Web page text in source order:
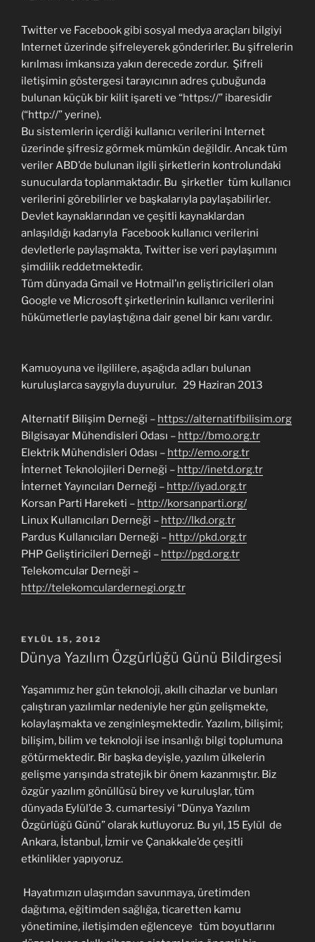
Twitter ve Facebook gibi sosyal medya araçları bilgiyi
Internet üzerinde şifreleyerek gönderirler. Bu şifrelerin
kırılması imkansıza yakın derecede zordur. Şifreli
iletişimin göstergesi tarayıcının adres çubuğunda
bulunan küçük bir kilit işareti ve “https://” ibaresidir
(“http://” yerine).
Bu sistemlerin içerdiği kullanıcı verilerini Internet
üzerinde şifresiz görmek mümkün değildir. Ancak tüm
veriler ABD’de bulunan ilgili şirketlerin kontrolundaki
sunucularda toplanmaktadır. Bu şirketler tüm kullanıcı
verilerini görebilirler ve başkalarıyla paylaşabilirler.
Devlet kaynaklarından ve çeşitli kaynaklardan
anlaşıldığı kadarıyla Facebook kullanıcı verilerini
devletlerle paylaşmakta, Twitter ise veri paylaşımını
şimdilik reddetmektedir.
Tüm dünyada Gmail ve Hotmail’ın geliştiricileri olan
Google ve Microsoft şirketlerinin kullanıcı verilerini
hükümetlerle paylaştığına dair genel bir kanı vardır.
Kamuoyuna ve ilgililere, aşağıda adları bulunan
kuruluşlarca saygıyla duyurulur. 29 Haziran 2013
Alternatif Bilişim Derneği – https://alternatifbilisim.org
Bilgisayar Mühendisleri Odası – http://bmo.org.tr
Elektrik Mühendisleri Odası – http://emo.org.tr
İnternet Teknolojileri Derneği – http://inetd.org.tr
İnternet Yayıncıları Derneği – http://iyad.org.tr
Korsan Parti Hareketi – http://korsanparti.org/
Linux Kullanıcıları Derneği – http://lkd.org.tr
Pardus Kullanıcıları Derneği – http://pkd.org.tr
PHP Geliştiricileri Derneği – http://pgd.org.tr
Telekomcular Derneği –
http://telekomculardernegi.org.tr
YAYIM
TARIHI
EYLÜL 15, 2012
Dünya Yazılım Özgürlüğü Günü Bildirgesi
Yaşamımız her gün teknoloji, akıllı cihazlar ve bunları
çalıştıran yazılımlar nedeniyle her gün gelişmekte,
kolaylaşmakta ve zenginleşmektedir. Yazılım, bilişimi;
bilişim, bilim ve teknoloji ise insanlığı bilgi toplumuna
götürmektedir. Bir başka deyişle, yazılım ülkelerin
gelişme yarışında stratejik bir önem kazanmıştır. Biz
özgür yazılım gönüllüsü birey ve kuruluşlar, tüm
dünyada Eylül’de 3. cumartesiyi “Dünya Yazılım
Özgürlüğü Günü” olarak kutluyoruz. Bu yıl, 15 Eylül de
Ankara, İstanbul, İzmir ve Çanakkale’de çeşitli
etkinlikler yapıyoruz.
Hayatımızın ulaşımdan savunmaya, üretimden
dağıtıma, eğitimden sağlığa, ticaretten kamu
yönetimine, iletişimden eğlenceye tüm boyutlarını